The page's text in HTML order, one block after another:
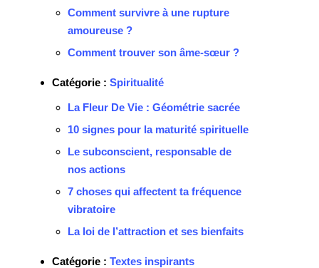
Comment survivre à une rupture
amoureuse ?
Comment trouver son âme-sœur ?
Catégorie : Spiritualité
La Fleur De Vie : Géométrie sacrée
10 signes pour la maturité spirituelle
Le subconscient, responsable de
nos actions
7 choses qui affectent ta fréquence
vibratoire
La loi de l’attraction et ses bienfaits
Catégorie : Textes inspirants